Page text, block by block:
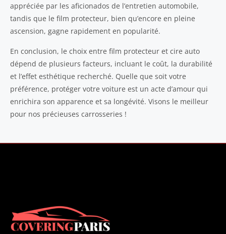
appréciée par les aficionados de l’entretien automobile,
tandis que le film protecteur, bien qu’encore en pleine
ascension, gagne rapidement en popularité.
En conclusion, le choix entre film protecteur et cire auto
dépend de plusieurs facteurs, incluant le coût, la durabilité
et l’effet esthétique recherché. Quelle que soit votre
préférence, protéger votre voiture est un acte d’amour qui
enrichira son apparence et sa longévité. Visons le meilleur
pour nos précieuses carrosseries !